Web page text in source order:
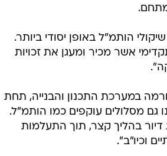
הותמ"ל באופן יסודי ביותר.
אשר מכיר ומעגן את זכויות
במערכת התכנון והבנייה, תחת
גם מסלולים עוקפים כמו הותמ"ל.
רחבות מאוד, ובכוחה לאשר 3,000 יחידות דיור בהליך קצר, תוך התעלמות
וכיו"ב".